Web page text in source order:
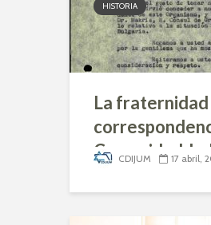
HISTORIA
La
Comunidad
CDIJUM 17 abril,